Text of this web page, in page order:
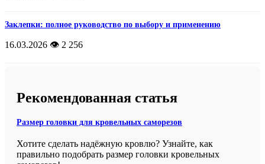
Заклепки: полное руководство по выбору и применению
16.03.2026 👁️ 2 256
Рекомендованная статья
Размер головки для кровельных саморезов
Хотите сделать надёжную кровлю? Узнайте, как
правильно подобрать размер головки кровельных